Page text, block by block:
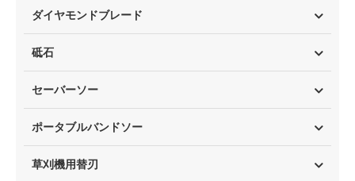
ダイヤモンドブレード
砥石
セーバーソー
ポータブルバンドソー
草刈機用替刃